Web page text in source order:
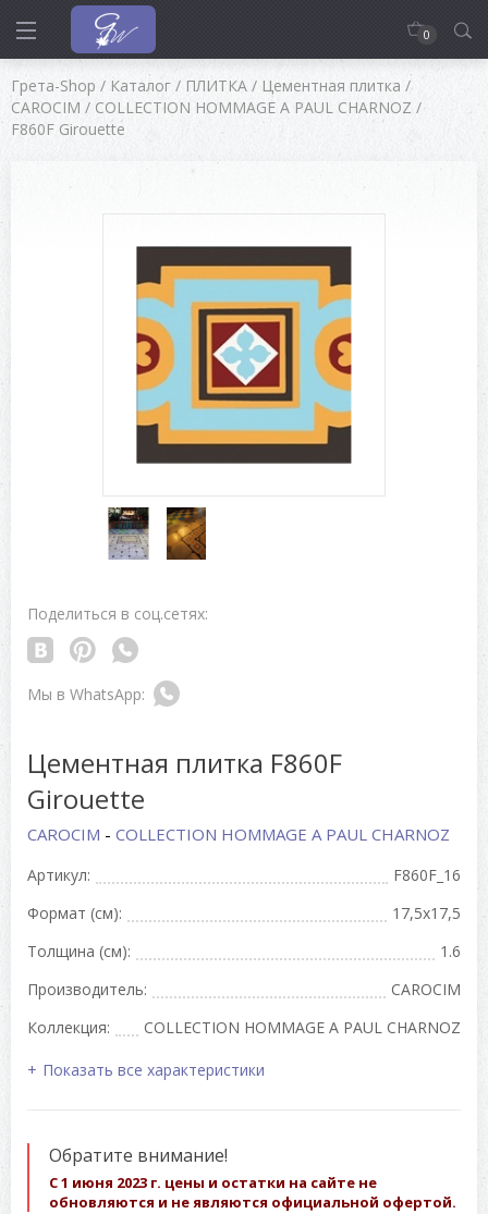
0
Грета-Shop / Каталог / ПЛИТКА / Цементная плитка /
CAROCIM / COLLECTION HOMMAGE A PAUL CHARNOZ /
F860F Girouette
Поделиться в соц.сетях:
Цементная плитка F860F
Girouette
CAROCIM - COLLECTION HOMMAGE A PAUL CHARNOZ
Артикул:
F860F_16
Формат (см):
17,5x17,5
Толщина (см):
1.6
Производитель:
CAROCIM
Коллекция:
COLLECTION HOMMAGE A PAUL CHARNOZ
Показать все характеристики
Обратите внимание!
С 1 июня 2023 г. цены и остатки на сайте не
обновляются и не являются официальной офертой.